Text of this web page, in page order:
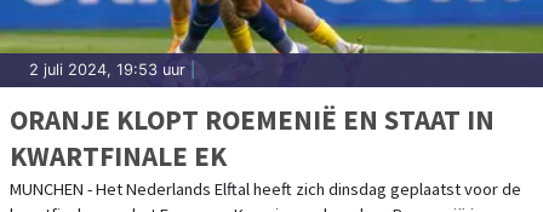
2 juli 2024, 19:53 uur
ORANJE KLOPT ROEMENIË EN STAAT IN
KWARTFINALE EK
MUNCHEN - Het Nederlands Elftal heeft zich dinsdag geplaatst voor de